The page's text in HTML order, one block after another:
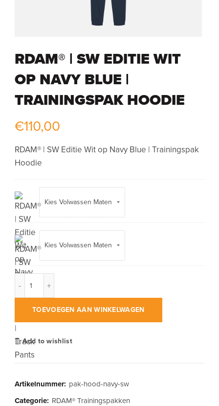
RDAM® | SW EDITIE WIT
OP NAVY BLUE |
TRAININGSPAK HOODIE
€110,00
RDAM® | SW Editie Wit op Navy Blue | Trainingspak
Hoodie
TOEVOEGEN AAN WINKELWAGEN
Add to wishlist
Artikelnummer: pak-hood-navy-sw
Categorie: RDAM® Trainingspakken